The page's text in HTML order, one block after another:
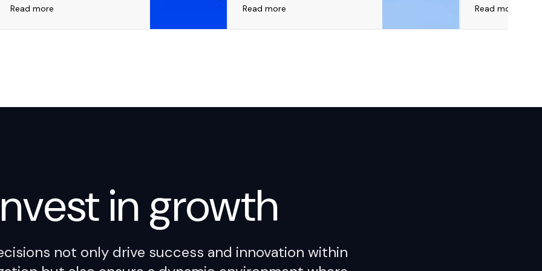
Read more Read more Read more
in growth
not only drive success and innovation within